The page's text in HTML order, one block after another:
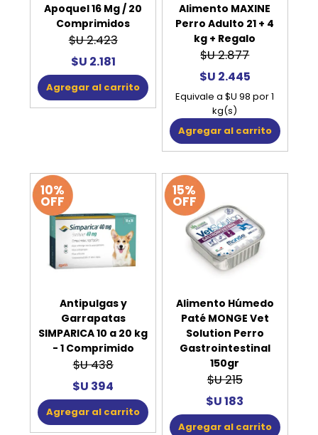
Apoquel 16 Mg / 20
Comprimidos
$U 2.423
$U 2.181
Agregar al carrito
Alimento MAXINE
Perro Adulto 21 + 4
kg + Regalo
$U 2.877
$U 2.445
Equivale a $U 98 por 1
kg(s)
Agregar al carrito
10%
OFF
Antipulgas y
Garrapatas
SIMPARICA 10 a 20 kg
- 1 Comprimido
$U 438
$U 394
Agregar al carrito
15%
OFF
Alimento Húmedo
Paté MONGE Vet
Solution Perro
Gastrointestinal
150gr
$U 215
$U 183
Agregar al carrito